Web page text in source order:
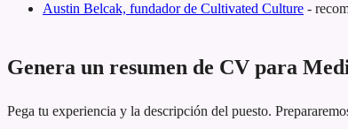
Austin Belcak, fundador de Cultivated Culture -
Genera un resumen de CV para
Pega tu experiencia y la descripción del puesto.